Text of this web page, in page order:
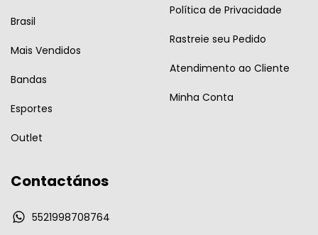
Brasil
Mais Vendidos
Bandas
Esportes
Outlet
Política de Privacidade
Rastreie seu Pedido
Atendimento ao Cliente
Minha Conta
Contactános
5521998708764